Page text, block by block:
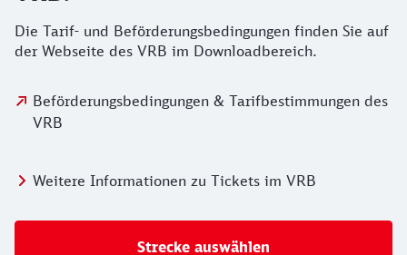
Die Tarif- und Beförderungsbedingungen finden Sie auf
der Webseite des VRB im Downloadbereich.
Beförderungsbedingungen & Tarifbestimmungen des
VRB
Weitere Informationen zu Tickets im VRB
Strecke auswählen